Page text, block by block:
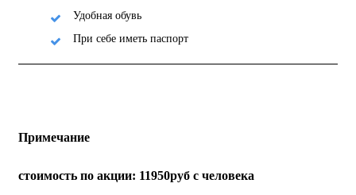
Удобная обувь
При себе иметь паспорт
Примечание
стоимость по акции: 11950руб с человека